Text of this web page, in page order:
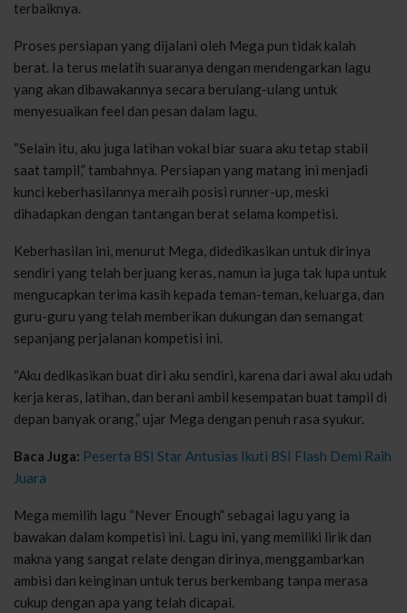
terbaiknya.
Proses persiapan yang dijalani oleh Mega pun tidak kalah
berat. Ia terus melatih suaranya dengan mendengarkan lagu
yang akan dibawakannya secara berulang-ulang untuk
menyesuaikan feel dan pesan dalam lagu.
“Selain itu, aku juga latihan vokal biar suara aku tetap stabil
saat tampil,” tambahnya. Persiapan yang matang ini menjadi
kunci keberhasilannya meraih posisi runner-up, meski
dihadapkan dengan tantangan berat selama kompetisi.
Keberhasilan ini, menurut Mega, didedikasikan untuk dirinya
sendiri yang telah berjuang keras, namun ia juga tak lupa untuk
mengucapkan terima kasih kepada teman-teman, keluarga, dan
guru-guru yang telah memberikan dukungan dan semangat
sepanjang perjalanan kompetisi ini.
“Aku dedikasikan buat diri aku sendiri, karena dari awal aku udah
kerja keras, latihan, dan berani ambil kesempatan buat tampil di
depan banyak orang,” ujar Mega dengan penuh rasa syukur.
Baca Juga: Peserta BSI Star Antusias Ikuti BSI Flash Demi Raih
Juara
Mega memilih lagu “Never Enough” sebagai lagu yang ia
bawakan dalam kompetisi ini. Lagu ini, yang memiliki lirik dan
makna yang sangat relate dengan dirinya, menggambarkan
ambisi dan keinginan untuk terus berkembang tanpa merasa
cukup dengan apa yang telah dicapai.